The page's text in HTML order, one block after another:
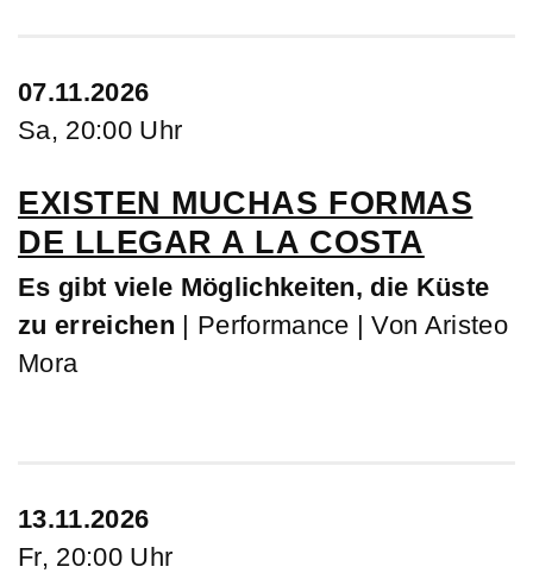
07.11.2026
Sa, 20:00 Uhr
EXISTEN MUCHAS FORMAS
DE LLEGAR A LA COSTA
Es gibt viele Möglichkeiten, die Küste
zu erreichen | Performance | Von Aristeo
Mora
13.11.2026
Fr, 20:00 Uhr